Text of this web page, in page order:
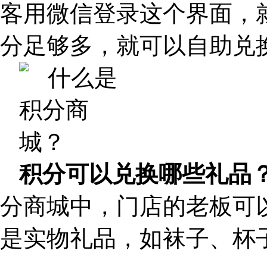
客用微信登录这个界面，
分足够多，就可以自助兑
积分可以兑换哪些礼品
分商城中，门店的老板可
是实物礼品，如袜子、